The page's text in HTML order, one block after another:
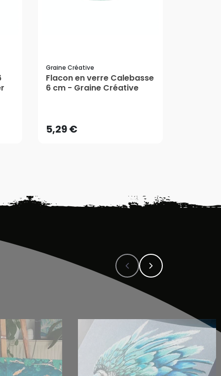
Graine Créative
Flacon en verre Calebasse
6 cm - Graine Créative
5,29 €AJOUTER AU PANIER